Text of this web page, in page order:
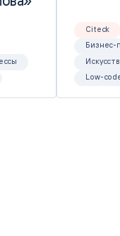
Citeck
Бизнес-
Low-